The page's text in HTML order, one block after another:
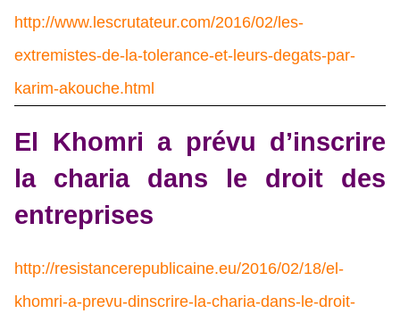
http://www.lescrutateur.com/2016/02/les-
extremistes-de-la-tolerance-et-leurs-degats-par-
karim-akouche.html
El Khomri a prévu d’inscrire
la charia dans le droit des
entreprises
http://resistancerepublicaine.eu/2016/02/18/el-
khomri-a-prevu-dinscrire-la-charia-dans-le-droit-